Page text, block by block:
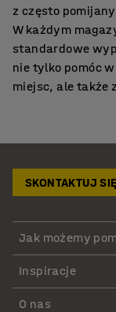
z często
W każdym
standardowe
nie tylko pomóc
miejsc, ale także
magazynowych
aby mieć
produktów. W AJ
drabin i stopni
Możesz
niskie drabiny (2
aluminiowa 4
stopnie, mobilne
SKONTAKTUJ
Jak możemy
Inspiracje
O nas